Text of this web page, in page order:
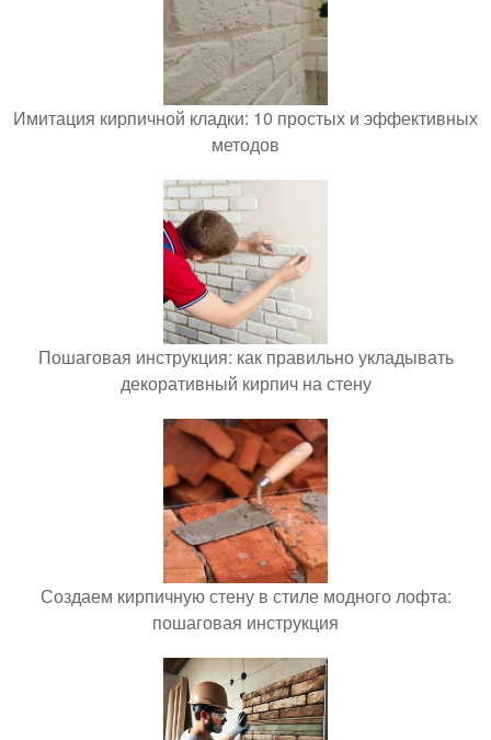
Имитация кирпичной кладки: 10 простых и эффективных
методов
Пошаговая инструкция: как правильно укладывать
декоративный кирпич на стену
Создаем кирпичную стену в стиле модного лофта:
пошаговая инструкция